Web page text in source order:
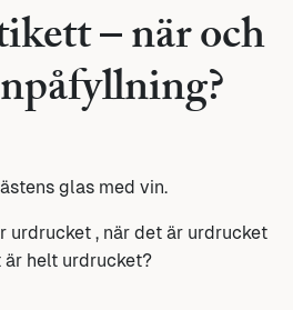
– när och
glas med vin.
, när det är urdrucket
helt urdrucket?